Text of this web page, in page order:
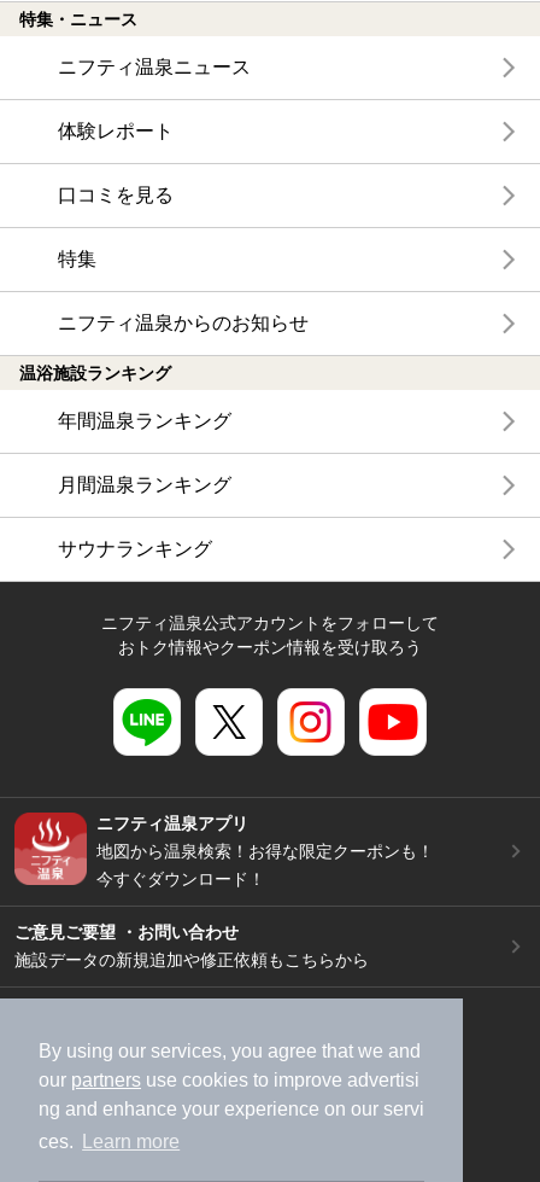
By using our services, you agree that we and
our partners use cookies to improve advertisi
ng and enhance your experience on our servi
ces.
Learn more
特集・ニュース
ニフティ温泉ニュース
体験レポート
口コミを見る
特集
ニフティ温泉からのお知らせ
温浴施設ランキング
年間温泉ランキング
月間温泉ランキング
サウナランキング
ニフティ温泉公式アカウントをフォローして
おトク情報やクーポン情報を受け取ろう
ニフティ温泉アプリ
地図から温泉検索！お得な限定クーポンも！
今すぐダウンロード！
ご意見ご要望 ・お問い合わせ
施設データの新規追加や修正依頼もこちらから
加盟店募集（資料請求）
広告出稿のご案内
利用規約
ライフスタイルMEMBERS+規約
特定商取引法に基づく表記
ヘルプ
採用情報
運営会社